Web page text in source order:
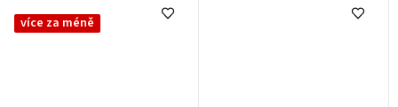
více za méně